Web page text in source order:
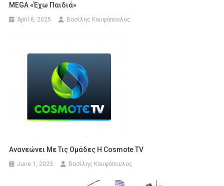
MEGA «Έχω Παιδιά»
April 8, 2025 Βασίλης Κουφόπουλος
Ανανεώνει Με Τις Ομάδες Η Cosmote TV
June 1, 2023 Βασίλης Κουφόπουλος